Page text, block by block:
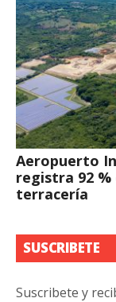
Aeropuerto
registra 92 %
terracería
SUSCRIBETE
Suscribete y